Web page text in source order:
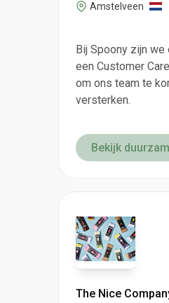
Amstelveen
Bij Spoony zijn we
een Customer
om ons team te
versterken.
Bekijk
The Nice